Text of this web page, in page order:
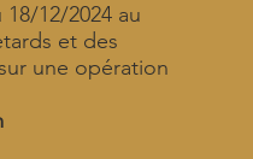
18/12/2024 au
et des
une opération